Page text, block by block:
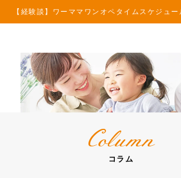
トップ
イベント
コラム
ニュース
Column
コラム